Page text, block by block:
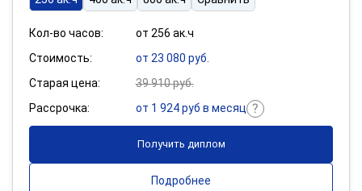
Кол-во часов:
от 256 ак.ч
Стоимость:
от 23 080 руб.
Старая цена:
39 910 руб.
Рассрочка:
от 1 924 руб в месяц
Получить диплом
Подробнее